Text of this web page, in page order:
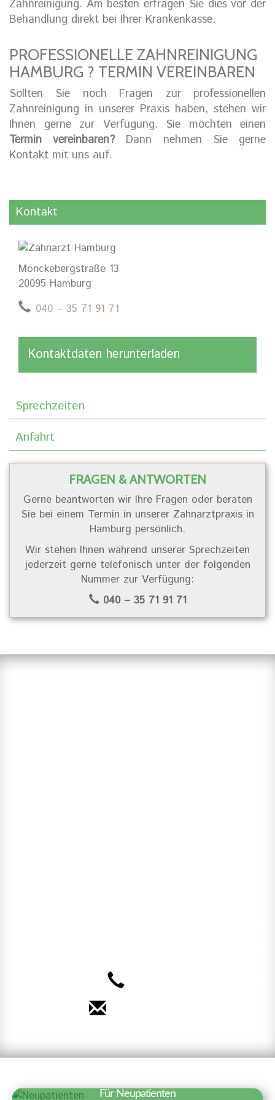
Zahnreinigung. Am besten erfragen Sie dies vor der
Behandlung direkt bei Ihrer Krankenkasse.
PROFESSIONELLE ZAHNREINIGUNG
HAMBURG ? TERMIN VEREINBAREN
Sollten Sie noch Fragen zur professionellen
Zahnreinigung in unserer Praxis haben, stehen wir
Ihnen gerne zur Verfügung. Sie möchten einen
Termin vereinbaren?Dann nehmen Sie gerne
Kontakt mit uns auf.
Kontakt
Mönckebergstraße 13
20095 Hamburg
040 – 35 71 91 71
Kontaktdaten herunterladen
Sprechzeiten
Anfahrt
FRAGEN & ANTWORTEN
Gerne beantworten wir Ihre Fragen oder beraten
Sie bei einem Termin in unserer Zahnarztpraxis in
Hamburg persönlich.
Wir stehen Ihnen während unserer Sprechzeiten
jederzeit gerne telefonisch unter der folgenden
Nummer zur Verfügung:
040 – 35 71 91 71
Für Neupatienten